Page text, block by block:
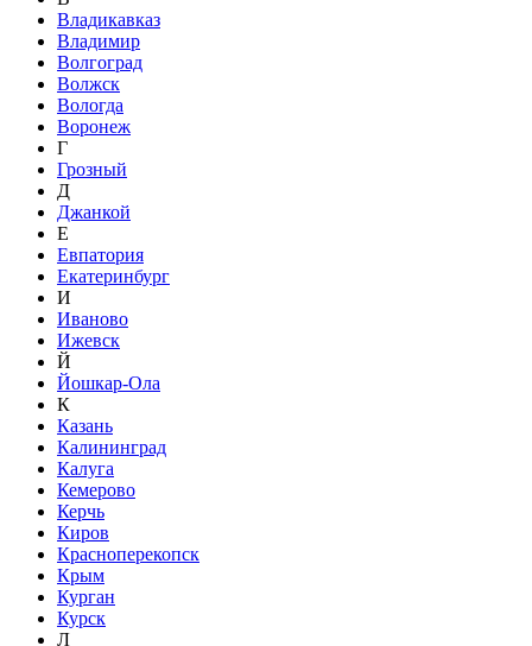
Владикавказ
Владимир
Волгоград
Волжск
Вологда
Воронеж
Г
Грозный
Д
Джанкой
Е
Евпатория
Екатеринбург
И
Иваново
Ижевск
Й
Йошкар-Ола
К
Казань
Калининград
Калуга
Кемерово
Керчь
Киров
Красноперекопск
Крым
Курган
Курск
Л